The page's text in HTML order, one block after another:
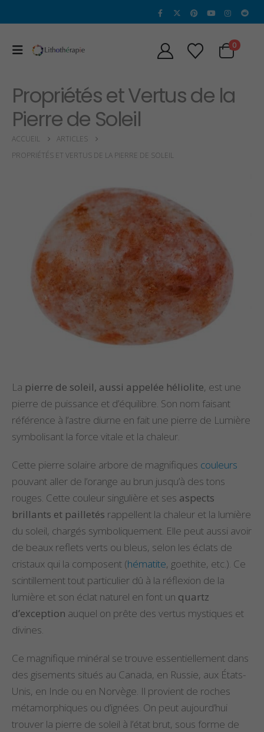
0
Propriétés et Vertus de la
Pierre de Soleil
ACCUEIL
ARTICLES
PROPRIÉTÉS ET VERTUS DE LA PIERRE DE SOLEIL
La pierre de soleil, aussi appelée héliolite, est une
pierre de puissance et d’équilibre. Son nom faisant
référence à l’astre diurne en fait une pierre de Lumière
symbolisant la force vitale et la chaleur.
Cette pierre solaire arbore de magnifiques couleurs
pouvant aller de l’orange au brun jusqu’à des tons
rouges. Cette couleur singulière et ses aspects
brillants et pailletés rappellent la chaleur et la lumière
du soleil, chargés symboliquement. Elle peut aussi avoir
de beaux reflets verts ou bleus, selon les éclats de
cristaux qui la composent (hématite, goethite, etc.). Ce
scintillement tout particulier dû à la réflexion de la
lumière et son éclat naturel en font un quartz
d’exception auquel on prête des vertus mystiques et
divines.
Ce magnifique minéral se trouve essentiellement dans
des gisements situés au Canada, en Russie, aux États-
Unis, en Inde ou en Norvège. Il provient de roches
métamorphiques ou d’ignées. On peut aujourd’hui
trouver la pierre de soleil à l’état brut, sous forme de